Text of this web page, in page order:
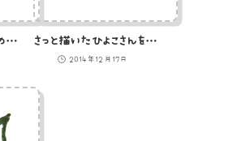
ハリネズミのゆるキャラのイラスト さっと描いたひよこさんを追いかけるひよこのイラスト
2014年12月17日